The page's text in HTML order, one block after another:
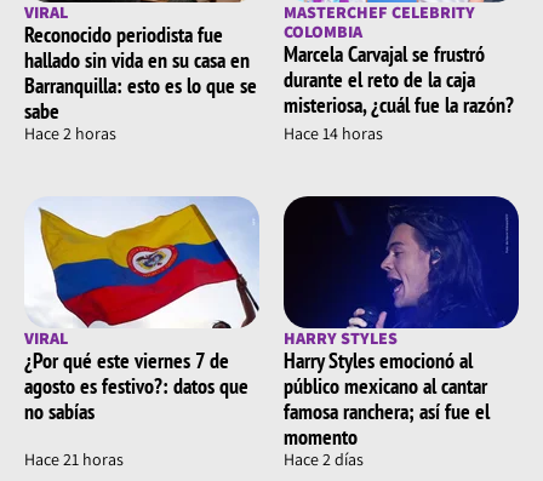
VIRAL
Reconocido periodista fue
hallado sin vida en su casa en
Barranquilla: esto es lo que se
sabe
Hace 2 horas
MASTERCHEF CELEBRITY
COLOMBIA
Marcela Carvajal se frustró
durante el reto de la caja
misteriosa, ¿cuál fue la razón?
Hace 14 horas
VIRAL
¿Por qué este viernes 7 de
agosto es festivo?: datos que
no sabías
Hace 21 horas
HARRY STYLES
Harry Styles emocionó al
público mexicano al cantar
famosa ranchera; así fue el
momento
Hace 2 días